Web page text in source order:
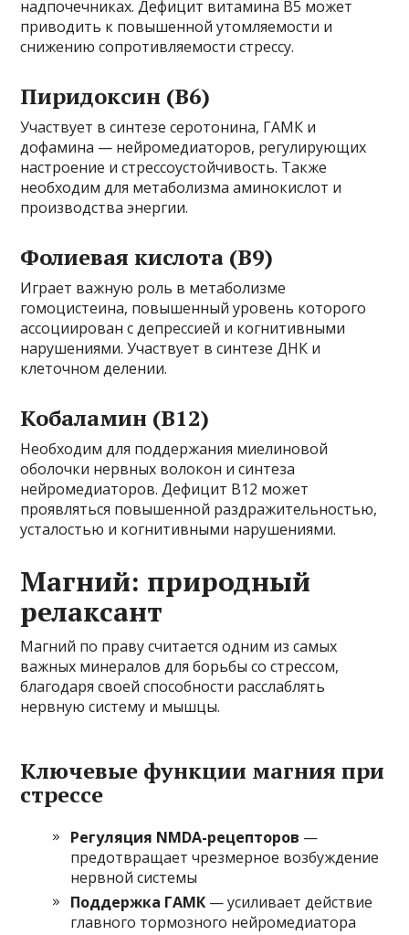
надпочечниках. Дефицит витамина B5 может
приводить к повышенной утомляемости и
снижению сопротивляемости стрессу.
Пиридоксин (B6)
Участвует в синтезе серотонина, ГАМК и
дофамина — нейромедиаторов, регулирующих
настроение и стрессоустойчивость. Также
необходим для метаболизма аминокислот и
производства энергии.
Фолиевая кислота (B9)
Играет важную роль в метаболизме
гомоцистеина, повышенный уровень которого
ассоциирован с депрессией и когнитивными
нарушениями. Участвует в синтезе ДНК и
клеточном делении.
Кобаламин (B12)
Необходим для поддержания миелиновой
оболочки нервных волокон и синтеза
нейромедиаторов. Дефицит B12 может
проявляться повышенной раздражительностью,
усталостью и когнитивными нарушениями.
Магний: природный
релаксант
Магний по праву считается одним из самых
важных минералов для борьбы со стрессом,
благодаря своей способности расслаблять
нервную систему и мышцы.
Ключевые функции магния при
стрессе
Регуляция NMDA-рецепторов —
предотвращает чрезмерное возбуждение
нервной системы
Поддержка ГАМК — усиливает действие
главного тормозного нейромедиатора